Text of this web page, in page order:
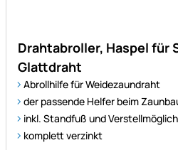
Drahtabroller, Haspel für
Glattdraht
Abrollhilfe für Weidezaundraht
der passende Helfer beim
inkl. Standfuß und
komplett verzinkt